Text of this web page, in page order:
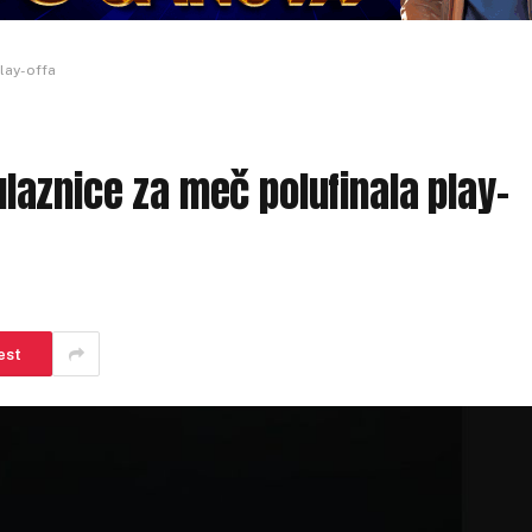
offa
za meč polufinala play-